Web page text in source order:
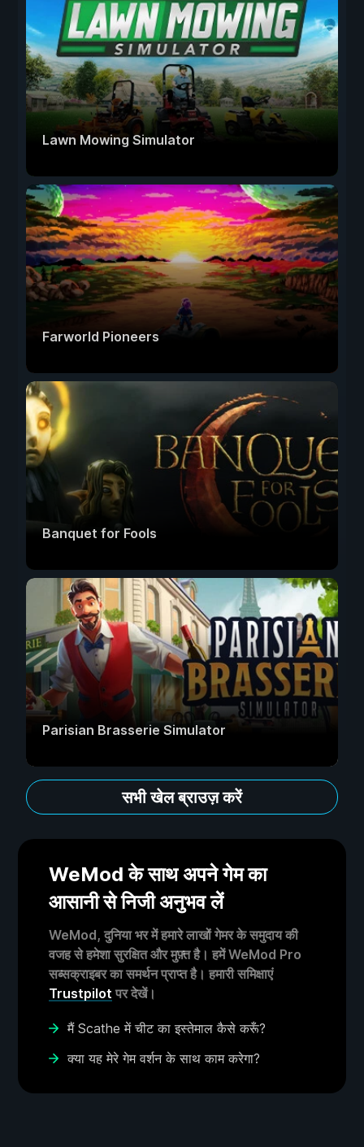
Lawn Mowing Simulator
Farworld Pioneers
Banquet for Fools
Parisian Brasserie Simulator
सभी खेल ब्राउज़ करें
WeMod के साथ अपने गेम का
आसानी से निजी अनुभव लें
WeMod, दुनिया भर में हमारे लाखों गेमर के समुदाय की
वजह से हमेशा सुरक्षित और मुफ़्त है। हमें WeMod Pro
सब्सक्राइबर का समर्थन प्राप्त है। हमारी समिक्षाएं
Trustpilot पर देखें।
मैं Scathe में चीट का इस्तेमाल कैसे करूँ?
क्या यह मेरे गेम वर्शन के साथ काम करेगा?